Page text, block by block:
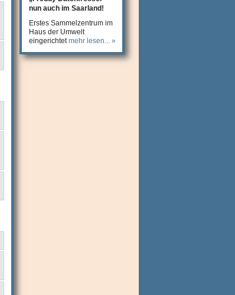
nun auch im Saarland!
Erstes Sammelzentrum im
Haus der Umwelt
eingerichtetmehr lesen... »